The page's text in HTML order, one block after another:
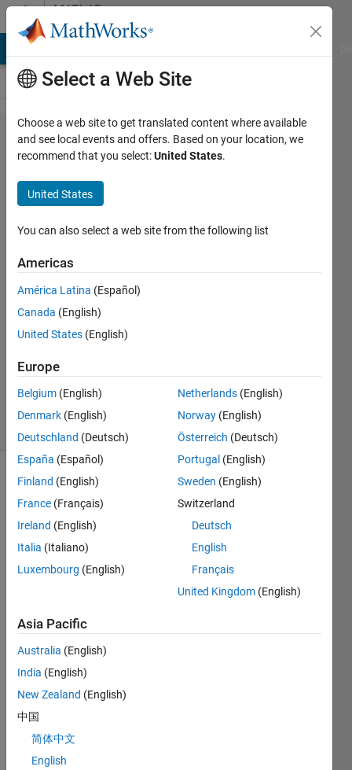
Skip to contentMATLAB
Answers
loop内
のテー
ブル書
き込み
Qiong
Ma
10 Aug
2020
Answers
Updated
12 Aug
2020
2 Views
人）
の下
下の
よう
なフ
ルが
あり
Select a Web Site
Choose a web site to get translated content where available
and see local events and offers. Based on your location, we
recommend that you select:United States.
United States
You can also select a web site from the following list
Americas
América Latina (Español)
Canada (English)
United States (English)
Europe
Belgium (English)
Denmark (English)
Deutschland (Deutsch)
España (Español)
Finland (English)
France (Français)
Ireland (English)
Italia (Italiano)
Luxembourg (English)
Netherlands (English)
Norway (English)
Österreich (Deutsch)
Portugal (English)
Sweden (English)
Switzerland
Deutsch
English
Français
United Kingdom (English)
Asia Pacific
Australia (English)
India (English)
New Zealand (English)
中国
简体中文
English